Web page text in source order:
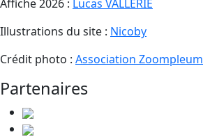
Affiche 2026 : Lucas VALLERIE
Illustrations du site : Nicoby
Crédit photo : Association Zoompleum
Partenaires